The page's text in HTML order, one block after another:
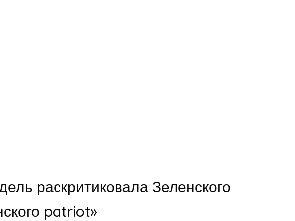
раскритиковала Зеленского
patriot»